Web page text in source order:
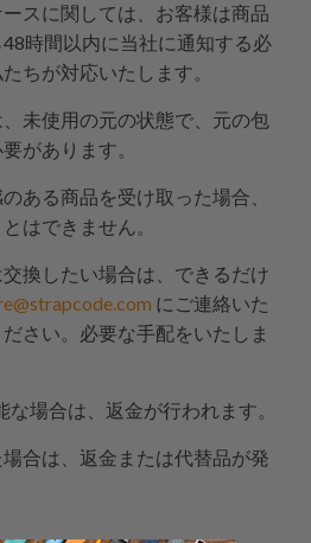
スに関しては、お客様は商品
時間以内に当社に通知する必
ちが対応いたします。
未使用の元の状態で、元の包
があります。
ある商品を受け取った場合、
はできません。
換したい場合は、できるだけ
にご連絡いた
さい。必要な手配をいたしま
場合は、返金が行われます。
合は、返金または代替品が発